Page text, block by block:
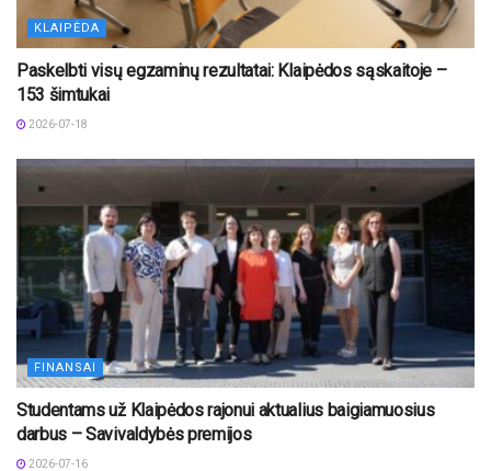
KLAIPĖDA
Paskelbti visų egzaminų rezultatai: Klaipėdos sąskaitoje –
153 šimtukai
2026-07-18
FINANSAI
Studentams už Klaipėdos rajonui aktualius baigiamuosius
darbus – Savivaldybės premijos
2026-07-16